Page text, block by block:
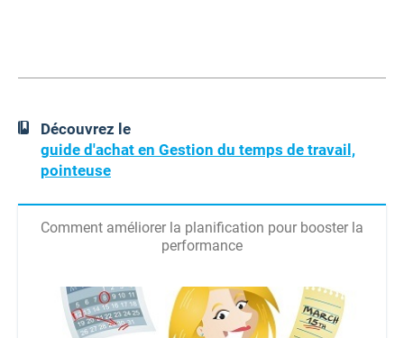
Découvrez le
guide d'achat en Gestion du temps de travail,
pointeuse
Comment améliorer la planification pour booster la
performance